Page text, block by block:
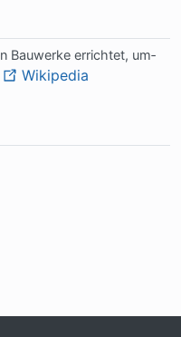
Bau­wer­ke er­rich­tet, um­
Wikipedia